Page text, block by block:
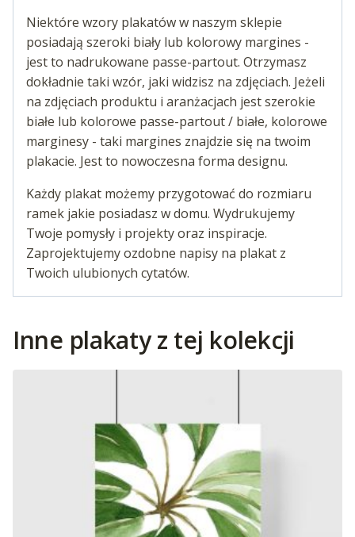
Niektóre wzory plakatów w naszym sklepie
posiadają szeroki biały lub kolorowy margines -
jest to nadrukowane passe-partout. Otrzymasz
dokładnie taki wzór, jaki widzisz na zdjęciach. Jeżeli
na zdjęciach produktu i aranżacjach jest szerokie
białe lub kolorowe passe-partout / białe, kolorowe
marginesy - taki margines znajdzie się na twoim
plakacie. Jest to nowoczesna forma designu.
Każdy plakat możemy przygotować do rozmiaru
ramek jakie posiadasz w domu. Wydrukujemy
Twoje pomysły i projekty oraz inspiracje.
Zaprojektujemy ozdobne napisy na plakat z
Twoich ulubionych cytatów.
Inne plakaty z tej kolekcji